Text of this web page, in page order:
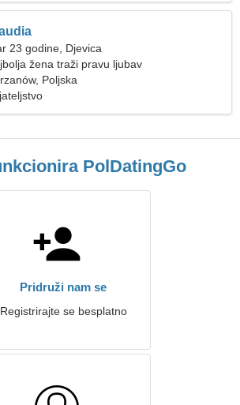
23 godine, Djevica
žena traži pravu ljubav
Poljska
PolDatingGo
Pridruži nam se
Registrirajte se besplatno